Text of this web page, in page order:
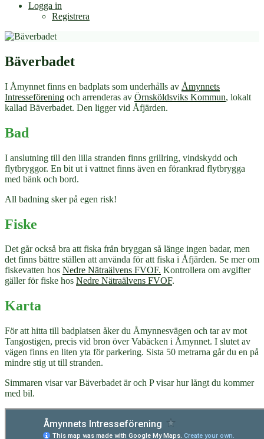
Logga in
Registrera
Bäverbadet
I Åmynnet finns en badplats som underhålls av Åmynnets
Intresseförening och arrenderas av Örnsköldsviks Kommun, lokalt
kallad Bäverbadet. Den ligger vid Åfjärden.
Bad
I anslutning till den lilla stranden finns grillring, vindskydd och
flytbryggor. En bit ut i vattnet finns även en förankrad flytbrygga
med bänk och bord.
All badning sker på egen risk!
Fiske
Det går också bra att fiska från bryggan så länge ingen badar, men
det finns bättre ställen att använda för att fiska i Åfjärden. Se mer om
fiskevatten hos Nedre Nätraälvens FVOF. Kontrollera om avgifter
gäller för fiske hos Nedre Nätraälvens FVOF.
Karta
För att hitta till badplatsen åker du Åmynnesvägen och tar av mot
Tangostigen, precis vid bron över Vabäcken i Åmynnet. I slutet av
vägen finns en liten yta för parkering. Sista 50 metrarna går du en på
mindre stig ut till stranden.
Simmaren visar var Bäverbadet är och P visar hur långt du kommer
med bil.